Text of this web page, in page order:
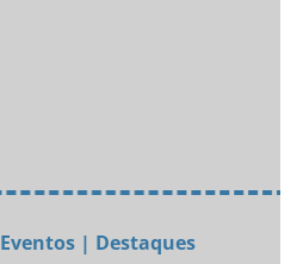
Eventos | Destaques